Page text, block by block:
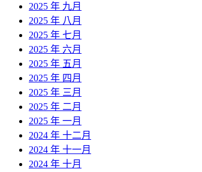
2025 年 九月
2025 年 八月
2025 年 七月
2025 年 六月
2025 年 五月
2025 年 四月
2025 年 三月
2025 年 二月
2025 年 一月
2024 年 十二月
2024 年 十一月
2024 年 十月